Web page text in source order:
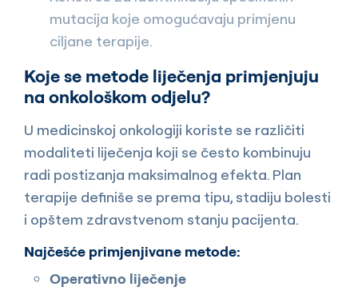
mutacija koje omogućavaju primjenu
ciljane terapije.
Koje se metode liječenja primjenjuju
na onkološkom odjelu?
U medicinskoj onkologiji koriste se različiti
modaliteti liječenja koji se često kombinuju
radi postizanja maksimalnog efekta. Plan
terapije definiše se prema tipu, stadiju bolesti
i opštem zdravstvenom stanju pacijenta.
Najčešće primjenjivane metode:
Operativno liječenje